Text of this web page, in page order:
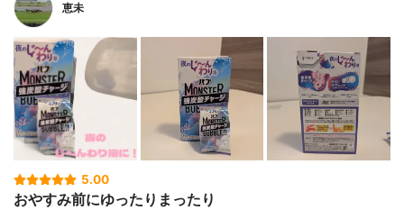
恵未
5.00
おやすみ前にゆったりまったり